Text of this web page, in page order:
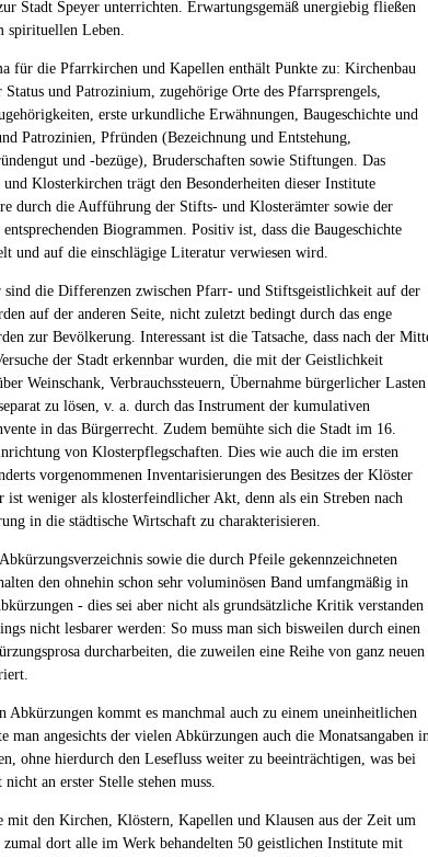
Stadt Speyer unterrichten. Erwartungsgemäß unergiebig fließen
spirituellen Leben.
für die Pfarrkirchen und Kapellen enthält Punkte zu: Kirchenbau
und Patrozinium, zugehörige Orte des Pfarrsprengels,
erste urkundliche Erwähnungen, Baugeschichte und
Patrozinien, Pfründen (Bezeichnung und Entstehung,
und -bezüge), Bruderschaften sowie Stiftungen. Das
Klosterkirchen trägt den Besonderheiten dieser Institute
durch die Aufführung der Stifts- und Klosterämter sowie der
Biogrammen. Positiv ist, dass die Baugeschichte
und auf die einschlägige Literatur verwiesen wird.
die Differenzen zwischen Pfarr- und Stiftsgeistlichkeit auf der
auf der anderen Seite, nicht zuletzt bedingt durch das enge
zur Bevölkerung. Interessant ist die Tatsache, dass nach der
der Stadt erkennbar wurden, die mit der Geistlichkeit
Weinschank, Verbrauchssteuern, Übernahme bürgerlicher Lasten
zu lösen, v. a. durch das Instrument der kumulativen
in das Bürgerrecht. Zudem bemühte sich die Stadt im 16.
von Klosterpflegschaften. Dies wie auch die im ersten
vorgenommenen Inventarisierungen des Besitzes der Klöster
ist weniger als klosterfeindlicher Akt, denn als ein Streben nach
in die städtische Wirtschaft zu charakterisieren.
sowie die durch Pfeile gekennzeichneten
den ohnehin schon sehr voluminösen Band umfangmäßig in
- dies sei aber nicht als grundsätzliche Kritik verstanden
nicht lesbarer werden: So muss man sich bisweilen durch einen
durcharbeiten, die zuweilen eine Reihe von ganz neuen
Abkürzungen kommt es manchmal auch zu einem uneinheitlichen
man angesichts der vielen Abkürzungen auch die Monatsangaben
ohne hierdurch den Lesefluss weiter zu beeinträchtigen, was bei
an erster Stelle stehen muss.
mit den Kirchen, Klöstern, Kapellen und Klausen aus der Zeit um
dort alle im Werk behandelten 50 geistlichen Institute mit